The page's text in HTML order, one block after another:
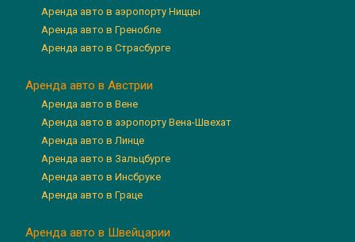
Аренда авто в аэропорту Ниццы
Аренда авто в Гренобле
Аренда авто в Страсбурге
Аренда авто в Австрии
Аренда авто в Вене
Аренда авто в аэропорту Вена-Швехат
Аренда авто в Линце
Аренда авто в Зальцбурге
Аренда авто в Инсбруке
Аренда авто в Граце
Аренда авто в Швейцарии